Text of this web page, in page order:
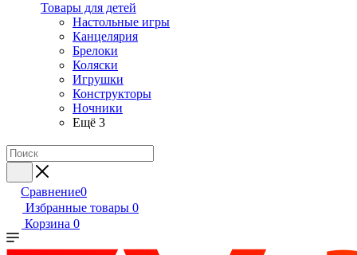
Товары для детей
Настольные игры
Канцелярия
Брелоки
Коляски
Игрушки
Конструкторы
Ночники
Ещё 3
Сравнение0
Избранные товары 0
Корзина 0